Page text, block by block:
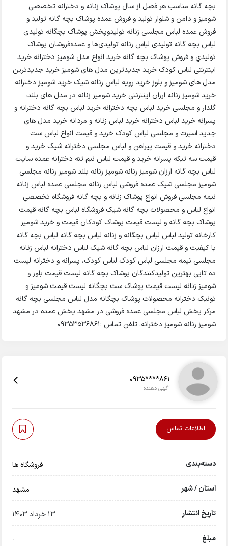
بچه گانه مناسب هر فصل از سال پوشاک زنانه و دخترانه تخصصی
شومیز و دامن و شلوار تولید و فروش عمده پوشاک بچه گانه تولید و
فروش عمده لباس مجلسی زنانه تولیدوپخش پوشاک بچگانه تولیدی
لباس بچه گانه تولیدی لباس زنانه تولیدی‌ها و عمده‌فروشان پوشاک
توليدي و فروش پوشاک بچه گانه خرید انواع مدل شومیز دخترانه خرید
اینترنتی لباس کودک خرید جدیدترین مدل های شومیز خرید جدیدترین
مدل های شومیز و بلوز خرید رویه لباس زنانه شیک خرید شومیز دخترانه
خرید شومیز زنانه ارزان اینترنتی خرید شومیز زنانه در مدل های بلند،
گلدار و مجلسی خرید لباس بچه دخترانه خرید لباس بچه گانه دخترانه و
پسرانه خرید لباس دخترانه خرید لباس زنانه و مردانه خرید مدل های
جدید اسپرت و مجلسی لباس کودک خرید و قیمت انواع لباس ست
دخترانه خرید و قیمت پیراهن و لباس مجلسی دخترانه شیک خرید و
قیمت سه تیکه پسرانه خرید و قیمت لباس نیم تنه دخترانه عمده سایت
لباس بچه گانه ارزان شومیز زنانه شومیز زنانه بلند شومیز زنانه مجلسی
شومیز مجلسی شیک عمده فروشی لباس زنانه مجلسی عمده لباس زنانه
نیمه مجلسی فروش انواع پوشاک زنانه و بچه گانه فروشگاه تخصصی
انواع لباس و محصولات بچه گانه شیک فروشگاه لباس بچه گانه قیمت
پوشاک بچه گانه و لیست قیمت پوشاک کودکان قیمت و خرید شومیز
کارخانه تولید لباس لباس بچگانه و زنانه لباس بچه گانه لباس بچه گانه
با کیفیت و قیمت ارزان لباس بچه گانه شیک لباس دخترانه لباس زنانه
مجلسی نیمه مجلسی لباس کودک لباس کودک، پسرانه و دخترانه لیست
ده تایی بهترین تولیدکنندگان پوشاک بچه گانه لیست قیمت بلوز و
شومیز زنانه لیست قیمت پوشاک ست بچگانه لیست قیمت شومیز و
تونیک دخترانه محصولات پوشاک بچگانه مدل لباس مجلسی بچه گانه
مرکز پخش لباس مجلسی عمده فروشی در مشهد پخش عمده در مشهد
شومیز زنانه شومیز دخترانه. تلفن تماس :09353536861
0935****861
آگهی دهنده
اطلاعات تماس
دسته‌بندی فروشگاه ها
استان / شهر مشهد
تاریخ انتشار 13 خرداد 1403
مبلغ -